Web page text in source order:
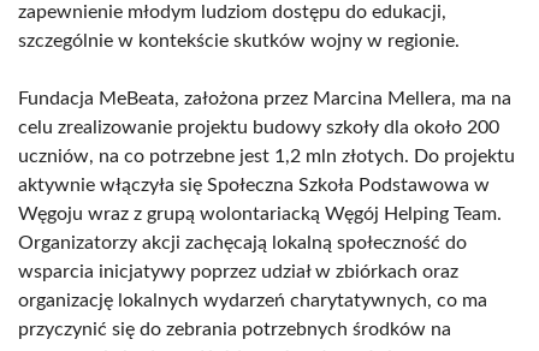
zapewnienie młodym ludziom dostępu do edukacji,
szczególnie w kontekście skutków wojny w regionie.
Fundacja MeBeata, założona przez Marcina Mellera, ma na
celu zrealizowanie projektu budowy szkoły dla około 200
uczniów, na co potrzebne jest 1,2 mln złotych. Do projektu
aktywnie włączyła się Społeczna Szkoła Podstawowa w
Węgoju wraz z grupą wolontariacką Węgój Helping Team.
Organizatorzy akcji zachęcają lokalną społeczność do
wsparcia inicjatywy poprzez udział w zbiórkach oraz
organizację lokalnych wydarzeń charytatywnych, co ma
przyczynić się do zebrania potrzebnych środków na